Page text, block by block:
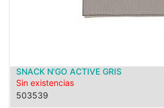
SNACK N'GO ACTIVE GRIS
Sin existencias
503539